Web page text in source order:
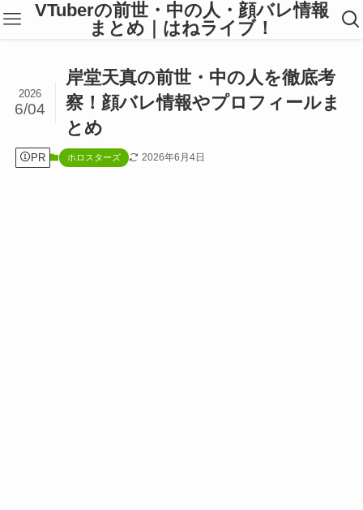
VTuberの前世・中の人・顔バレ情報
まとめ｜はねライブ！
岸堂天真の前世・中の人を徹底考
察！顔バレ情報やプロフィールま
とめ
2026
6/04
PR ホロスターズ 2026年6月4日